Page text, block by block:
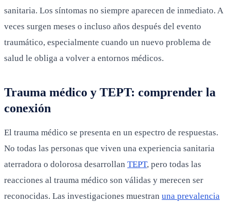
sanitaria. Los síntomas no siempre aparecen de inmediato. A
veces surgen meses o incluso años después del evento
traumático, especialmente cuando un nuevo problema de
salud le obliga a volver a entornos médicos.
Trauma médico y TEPT: comprender la
conexión
El trauma médico se presenta en un espectro de respuestas.
No todas las personas que viven una experiencia sanitaria
aterradora o dolorosa desarrollan TEPT, pero todas las
reacciones al trauma médico son válidas y merecen ser
reconocidas. Las investigaciones muestran una prevalencia